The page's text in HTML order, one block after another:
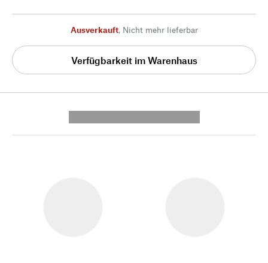
Ausverkauft, Nicht mehr lieferbar
Verfügbarkeit im Warenhaus